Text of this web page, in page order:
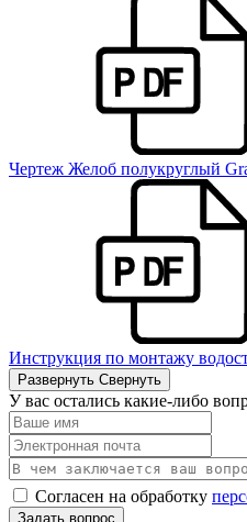
Чертеж Желоб полукруглый
Инструкция по монтажу
Развернуть Свернуть
У вас остались какие-либо
Согласен на обработку
Задать вопрос